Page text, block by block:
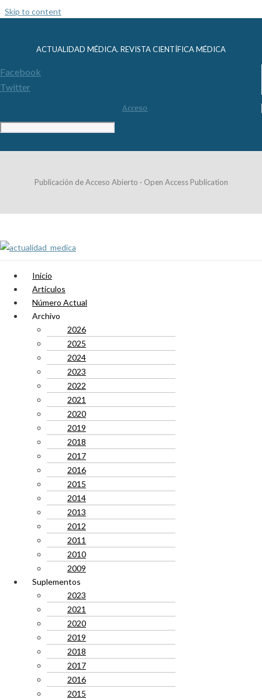
Skip to content
ACTUALIDAD MÉDICA. REVISTA CIENTÍFICA MÉDICA
Facebook
Twitter
Acceso
Publicación de Acceso Abierto · Open Access Publication
Inicio
Artículos
Número Actual
Archivo
2026
2025
2024
2023
2022
2021
2020
2019
2018
2017
2016
2015
2014
2013
2012
2011
2010
2009
Suplementos
2023
2021
2020
2019
2018
2017
2016
2015